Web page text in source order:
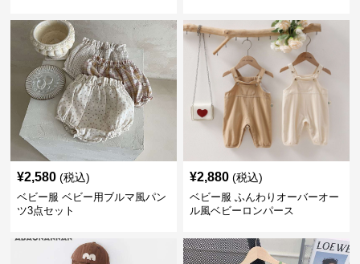
¥2,580 (税込)
ベビー服 ベビー用ブルマ風パン
ツ3点セット
¥2,880 (税込)
ベビー服 ふんわりオーバーオー
ル風ベビーロンパース